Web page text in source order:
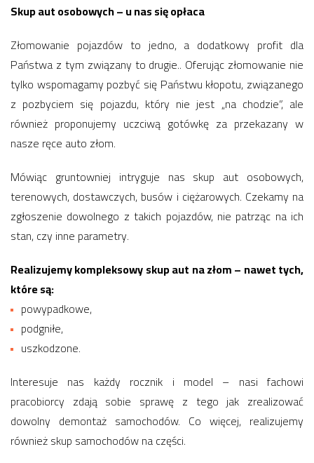
Skup aut osobowych – u nas się opłaca
Złomowanie pojazdów to jedno, a dodatkowy profit dla
Państwa z tym związany to drugie.. Oferując złomowanie nie
tylko wspomagamy pozbyć się Państwu kłopotu, związanego
z pozbyciem się pojazdu, który nie jest „na chodzie”, ale
również proponujemy uczciwą gotówkę za przekazany w
nasze ręce auto złom.
Mówiąc gruntowniej intryguje nas skup aut osobowych,
terenowych, dostawczych, busów i ciężarowych. Czekamy na
zgłoszenie dowolnego z takich pojazdów, nie patrząc na ich
stan, czy inne parametry.
Realizujemy kompleksowy skup aut na złom – nawet tych,
które są:
powypadkowe,
podgniłe,
uszkodzone.
Interesuje nas każdy rocznik i model – nasi fachowi
pracobiorcy zdają sobie sprawę z tego jak zrealizować
dowolny demontaż samochodów. Co więcej, realizujemy
również skup samochodów na części.